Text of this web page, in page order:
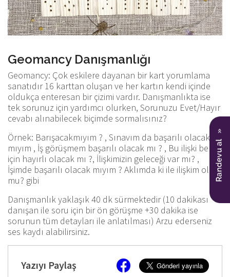
Geomancy Danışmanlığı
Geomancy: Çok eskilere dayanan bir kart yorumlama
sanatıdır 16 karttan oluşan ve her kartın kendi içinde
oldukça enteresan bir çizimi vardır. Danışmanlıkta ise
tek sorunuz için yardımcı olurken, Sorunuzu Evet/Hayır
cevabı alınabilecek biçimde sormalısınız? ​
Örnek: Barışacakmıyım ? , Sınavım da başarılı olacak
mıyım , İş görüşmem başarılı olacak mı ? , Bu ilişki benim
için hayırlı olacak mı ?, İlişkimizin geleceği var mı? ,
İşimde başarılı olacak mıyım ? Aklımda ki ile ilişkim olur
mu? gibi
Danışmanlık yaklaşık 40 dk sürmektedir (10 dakikası
danışan ile soru için bir ön görüşme +30 dakika ise
sorunun tüm detayları ile anlatılması) Arzu ederseniz
ses kaydı alabilirsiniz.
Yazıyı Paylaş